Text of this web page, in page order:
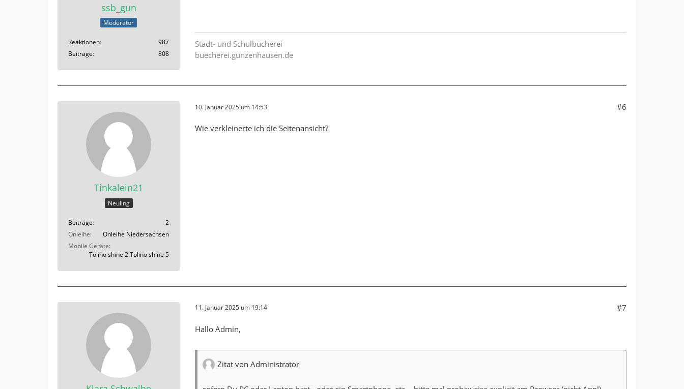
ssb_gun
Moderator
Reaktionen
987
Beiträge
808
Stadt- und Schulbücherei
buecherei.gunzenhausen.de
Tinkalein21
Neuling
Beiträge
2
Onleihe
Onleihe Niedersachsen
Mobile Geräte
Tolino shine 2 Tolino shine 5
10. Januar 2025 um 14:53 #6
Wie verkleinerte ich die Seitenansicht?
11. Januar 2025 um 19:14 #7
Hallo Admin,
Zitat von Administrator